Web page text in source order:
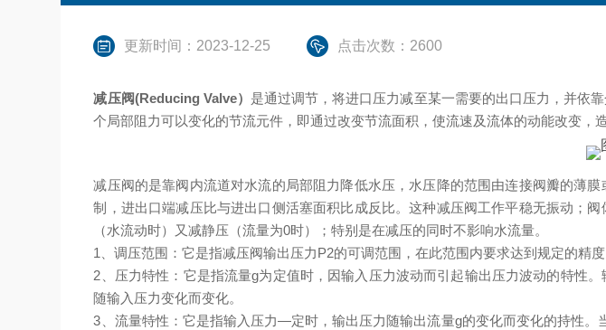
更新时间：2023-12-25 点击次数：2600
减压阀(Reducing Valve） 是通过调节，将进口压力减至某一需要的出口压力，并依
个局部阻力可以变化的节流元件，即通过改变节流面积，使流速及流体的动能改变，
减压阀的是靠阀内流道对水流的局部阻力降低水压，水压降的范围由连接阀瓣的薄
制，进出口端减压比与进出口侧活塞面积比成反比。这种减压阀工作平稳无振动；
（水流动时）又减静压（流量为0时）；特别是在减压的同时不影响水流量。
1、调压范围：它是指减压阀输出压力P2的可调范围，在此范围内要求达到规定的精
2、压力特性：它是指流量g为定值时，因输入压力波动而引起输出压力波动的特性
随输入压力变化而变化。
3、流量特性：它是指输入压力—定时，输出压力随输出流量g的变化而变化的持性